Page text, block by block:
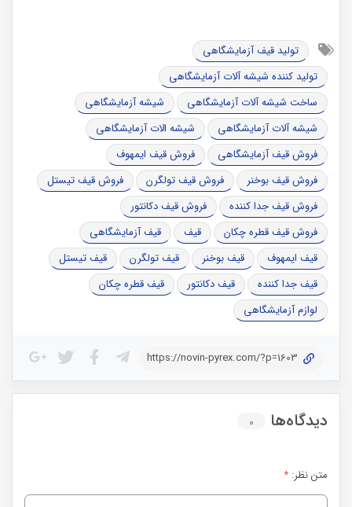
تولید قیف آزمایشگاهی
تولید کننده شیشه آلات آزمایشگاهی
ساخت شیشه آلات آزمایشگاهی
شیشه آزمایشگاهی
شیشه آلات آزمایشگاهی
شیشه الات آزمایشگاهی
فروش قیف آزمایشگاهی
فروش قیف ایمهوف
فروش قیف بوخنر
فروش قیف تولگرن
فروش قیف تیستل
فروش قیف جدا کننده
فروش قیف دکانتور
فروش قیف قطره چکان
قیف
قیف آزمایشگاهی
قیف ایمهوف
قیف بوخنر قیف تولگرن
قیف تیستل
قیف جدا کننده
قیف دکانتور
قیف قطره چکان
لوازم آزمایشگاهی
https://novin-pyrex.com/?p=1603
دیدگاه‌ها ۰
متن نظر: *